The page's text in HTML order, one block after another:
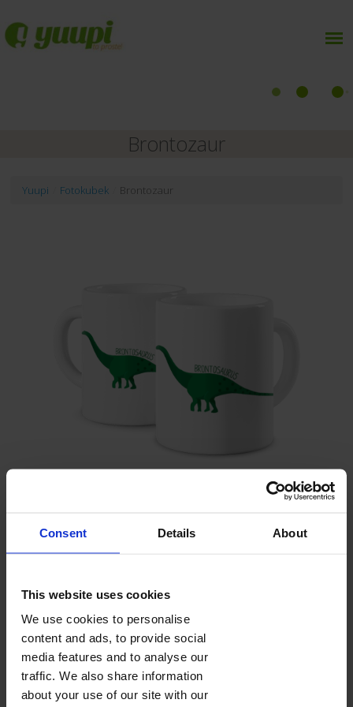
Consent Details About
This website uses cookies
We use cookies to personalise
content and ads, to provide social
media features and to analyse our
traffic. We also share information
about your use of our site with our
Brontozaur
Yuupi Fotokubek Brontozaur
Kolory wnętrza (wybierzesz w koszyku):
FOTOKUBKI
Fotokubek z nadrukowanym zdjęciem